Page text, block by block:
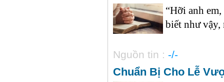
“Hỡi anh
biết như vậy,
Nguồn tin : -/-
Chuẩn Bị Cho Lễ